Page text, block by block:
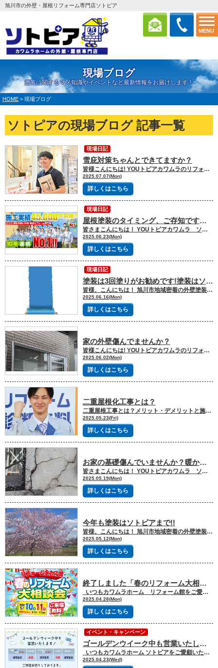
MENU
旭川市の外壁・屋根リフォーム専門店ソトピア
現場ブログ
塗装に関するマメ知識やイベントなど最新情報をお届けします！
HOME > 現場ブログ
ソトピアの現場ブログ 記事一覧
雪庇対策ちゃんとできてますか？
皆様こんにちは! YOUトピアカワムラのリフォーム営業 石岡です！ 今回は、”雪庇対策”について詳しく解説していきます。 皆様、家の屋根の雪でお困りごとはありませんか？ 屋根に溜まった雪がドーンという音を立てて落ちてびっくりしたことあると思います。 いつか隣の家に当たるんじゃないかと心配する人はたくさんいると思います。 弊社でできる雪庇対策工事を紹介します。 ☑雪庇ガード 雪庇ガードはその名の通り雪庇を防ぐためのものです。 写真：雪庇ガード 家の屋根や屋上から雪が張り出してどんどん大きくなっていくと雪庇になります。 無落雪屋根は除雪が不要な場合が多いですが、雪庇を放置することはできません。 そのため雪庇が張り出さないように”雪庇ガード”というものを取り付けることで雪庇防止となります。 ただ注意点として雪庇ガード以上に積もるとそこから雪庇ができてしまいます。 積雪の量によっては雪庇ガードが耐えられず一緒に落ちてしまう可能性があるので雪下ろしはしたほうが良いです。 自分の家に取り付けられるか、いくらかかるのか気になる方はお気軽にご相談ください！ ↓施工事例はこちら↓ https://sotopia.jp/works/works_tax/雪庇ガード/ リフォーム工事でお悩みを抱えている方は是非ソトピアまでご連絡を！！ 小さな悩みでも構いませんのでお気軽にお問い合わせください！ ソトピア自慢の《施工事例》を是非ご覧ください！ 外壁・屋根のお問い合わせはコチラから
2025.07.07(Mon)
詳しくはこちら
現場日記
屋根塗装のタイミング、ご存知ですか？ －お住まいを長持ちさせるために－
皆さまこんにちは！ YOUトピアカワムラ ソトピア 渡部です！ 日に日に日差しが強くなり、夏の訪れを感じる季節になってきましたね。これから迎える本格的な暑さに備えて、体調管理とともにお住まいのメンテナンスも大切です。 特に屋根は、夏の強い紫外線や熱を真っ先に受ける場所。「まだ大丈夫」と思っていても、気づかないうちに塗装が劣化し、屋根材にダメージが蓄積されていることもあります。 今回は、そんな夏本番を迎える前にぜひチェックしていただきたい 「屋根塗装」についてご紹介します！ 塗装の劣化が進むと、屋根材自体の寿命が縮まるだけでなく、雨漏りの原因になることも。そうなる前に、定期的なメンテナンスとしての塗装がとても重要です。 こんな症状はありませんか？ 色あせや変色 コケやカビの発生 塗膜の剥がれ 雨音が以前より大きく聞こえる これらは塗装の劣化サイン。気になったときが「塗り替えどき」です。 屋根塗装のタイミング 一般的には、８～１０年に一度が目安とされていますが、屋根の素材や環境によって前後します。築年数が10年を超えている場合や、前回の塗装から10年以上経っている場合は、一度専門家に点検してもらうことをおすすめします。 屋根塗装で得られるメリット 防水性・滑雪性の回復 美観の向上 屋根材の寿命延長 「見えないから後回し」ではなく、「見えないからこそ早めの対応」がポイントです！ 気になる方は是非お気軽にユートピアカワムラ外回り専門ソトピアまでお問い合わせください！ 最後までご覧いただきありがとうございました。 ソトピア自慢の《施工事例》を是非ご覧ください！ 外壁・屋根のお問い合わせはコチラから
2025.06.23(Mon)
詳しくはこちら
現場日記
塗装は3回塗りがお勧めです!塗装はソトピアまで!!
皆様、こんにちは！ 旭川市地域密着の外壁塗装・屋根リフォーム専門店のソトピア長岡です。 今年も屋根に上がっています。 日差しが強く、暑い日は屋根で火傷しそうです🔥（笑）! それでも屋根から見る景色は気持ちがいいです!! 先日、屋根の寸法を計っていたら途中でメジャーが切れてしまいました・・・（汗） 寸法もほとんど計っていたので助かりました。 屋根から降りて直ぐに新しいメジャーを買いにいきました！ メジャーさんいつも助けてくれてありがとう(^^)/ 今年も多くの塗装工事ありがとうございます。 そこで、私たちはいつも塗装工事のご説明をする時に塗回数の説明します。 なぜ３回塗りなのか？ ３回塗りのメリットはなにかなど今回は説明させていただきます。 【屋根や外壁塗装で３回塗りを推奨するのは!!】 ①耐久性の向上 ３回塗りは、塗膜を厚くすることで、外壁をより強固に保護します。これにより、風雨や紫外線による劣化を遅らせ、ひび割れや色あせを防ぎ、建物の保護性能を向上させます。 ②美観の維持 ３回塗りは、塗料を均一に塗布できるため、色ムラのない美しい仕上がりになります。 また、塗膜が厚くなることで、外壁の美観を長期間維持することができます。 ③長期間の保護 ３回塗りは、塗膜が厚く、劣化しにくいため、再塗装までの期間を長くすることができます。これにより、メンテナンスコストを抑えることができます。 というメリットがあります。 ２回塗りでも良いんじゃないの？？というお客様もいると思います。 ↓ ２回塗りでは、塗膜が薄くなるため、耐久性が低下し、早期に劣化が進む可能性があります。 また、色ムラが発生しやすく、美観も損なわれる可能性があります。 そのため、塗装は３回塗りを推奨しています。 せっかくメンテナンスしたのであれば長く保たせたいですよね！ また、長い目でみればメンテナンスコストも安くなります。 【３回塗りの内訳】 ①下塗り 下地と上塗り塗料の密着性を高める役割があります。 また、下地の吸い込みムラをなくし、表面を平滑にする効果もあります。 ②中塗り 上塗り塗料を均一に塗布し、塗膜の厚みを増す役割があります。 また、下塗りの保護や上塗りの密着性を高める役割もあります。 ③上塗り 最終的な仕上げとなり、美観と耐久性を向上させる役割があります。 ※塗る前に高圧洗浄や下地補修をし塗膜が塗りやすく効果が発揮しやすい状態にします。 最後に！ 旭川市は、冬は雪が多く、夏は日差しが強い地域なので、塗装は耐久性の高い３回塗りがおすすめです。 お家の事でご相談がある場合はいつでもソトピアにお伝えください！ 私たちがしっかりご希望やお悩みを聞いてご提案していきます(^^)/ 旭川市地域密着の外壁塗装・屋根塗装・外壁リフォーム・屋根リフォーム専門店ソトピアをよろしくお願い致します。 ソトピア自慢の《施工事例》を是非ご覧ください！ 外壁・屋根のお問い合わせはコチラから
2025.06.16(Mon)
詳しくはこちら
現場日記
家の外壁傷んでませんか？
皆様こんにちは! YOUトピアカワムラのリフォーム営業 石岡です！ 今回は、”外壁の傷み”について詳しく解説していきます。 皆様、家の外壁がはがれているところ見たことありませんか？ 外装材（サイディング）がぺりぺり捲れたり、表面がボロボロにはがれたりしたり... もしかしたらあなたの家もはがれている箇所があるかもしれません。 もしかすると原因は”水”の可能性があります！ ☑傷みやすい箇所 よく傷みやすい箇所として、窓回りや家の角、下屋根のあたりが挙げられます。 共通するのはどれも水の通り道ということです！ 写真：窓上の傷み ☑直せるの？ もちろん直すことは可能です。 外壁が傷んでいる場合、その外壁材を張り替えて、必要があれば調色塗装（周りの色に合わせて塗装）することができます。 ただ、それでは根本の原因を解決したことにはなりません。 そのため私たちは小屋根を取り付けたりしています。 この小屋根を取り付けることで、水が窓上に溜まらず、外壁の傷みをかなり軽減することができます。 外壁の傷み具合では張り替える必要がないので見た目が悪くならず、おしゃれにすることができます。 写真：小屋根造作 板金で窓に合わせて造作するのでサッシの色や外壁の色に合わせることができます！ リフォーム工事でお悩みを抱えている方は是非ソトピアまでご連絡を！！ 小さな悩みでも構いませんのでお気軽にお問い合わせください！ ソトピア自慢の《施工事例》を是非ご覧ください！ 外壁・屋根のお問い合わせはコチラから
2025.06.02(Mon)
詳しくはこちら
二重屋根化工事とは？
二重屋根工事とは？メリット・デメリットと施工時のポイント 皆さま、こんにちは！ 旭川市地域密着の外壁塗装・屋根リフォーム専門店のソトピア武田です！ 今回は「二重屋根工事（重ね葺き工事）」についてご紹介します。屋根リフォームの際にご提案することが多いこの工法、実はコストパフォーマンスや断熱性の面でとても優れているんです。 二重屋根工事とは？ 二重屋根工事とは、既存の屋根材を撤去せず、その上から新しい屋根材をかぶせる工法です。「カバー工法」や「重ね葺き工法」とも呼ばれています。 瓦屋根には適さない場合もありますが、スレート（コロニアル）屋根や金属屋根には比較的対応可能です。 二重屋根の主なメリット 1. 解体費用・廃材処分費がかからない 既存の屋根を撤去しないため、解体・処分にかかるコストが大幅に削減できます。 2. 工期が短く、住みながら工事可能 屋根の撤去が不要なため、工期が短縮され、雨漏りリスクも少なくなります。お住まいのままで工事が進められるのも大きなポイントです。 3. 断熱性・遮音性が向上 屋根が二重構造になることで、断熱性や遮音性がアップし、夏の暑さ・冬の寒さ対策にも有効です。 4. 屋根の強度が増す 下地の劣化状況にもよりますが、全体的に強度が上がるケースが多く、耐風・耐震性の向上にもつながります。 注意すべきデメリット 1. 建物の荷重が増える 屋根が二重になるため、構造上の負担が増すことがあります。特に築年数の古い建物では、事前に耐荷重の確認が必要です。 2. 屋根下地の劣化を見逃す可能性 既存屋根を残すため、下地の腐食やシロアリ被害などに気づきにくい場合があります。施工前の調査が重要です。 3. 将来的なリフォームの選択肢が狭まる すでに二重化されている場合、次のリフォームでは撤去が前提となることが多く、コストがかさむ可能性があります。 二重屋根工事が向いているのはこんなケース スレート屋根で劣化や雨漏りが見られる 築15年以上で一度も屋根のリフォームをしていない コストを抑えつつ、断熱・防音性を高めたい 雨漏りなどで早急な工事が必要 旭川エリアで二重屋根工事をお考えの方は、ぜひソトピアまでお気軽にご相談ください。 住宅の悩みはお客様と私たちソトピアメンバーで協力して改善、点検、確認していきましょう！ 最後までご覧いただきまして、誠にありがとうございました。 旭川市地域密着の外壁塗装・屋根塗装・外壁リフォーム・屋根リフォーム専門店ソトピアをよろしくお願い致します。 ソトピア自慢の《施工事例》を是非ご覧ください！ 外壁・屋根のお問い合わせはコチラから
2025.05.23(Fri)
詳しくはこちら
お家の基礎傷んでいませんか？暖かいこの時期にメンテナンスを！！
皆さまこんにちは！ YOUトピアカワムラ ソトピア 渡部です！ 北海道もいよいよ夏のような暑さとなってまいりましたね…！ さて今回はお家の土台となる基礎についてお話させていただきます。 お家を外から見たとき、意外と見落としがちな基礎。 外周や玄関ポーチの階段、床下換気口にヒビ(クラック)は出来ていませんか？ 基礎のひび割れを放置すると、内部の鉄筋が錆びて膨張し、コンクリートが剥離するなどの劣化が進行する危険があります。 場合によっては、家の傾斜や不同沈下、さらには倒壊のリスクも考えられます。特に、幅0.3mm以上、深さ4mm以上の構造クラックは早急な補修が必要です。 また床下換気口につきましては、年数が経って基礎との接合部が劣化してしまい 外れることや網が壊れてしまうケースもございます。 このような場合は、換気口の交換も可能です。 冬の間は雪に埋まっていて、雪解け後に見てみると基礎が傷んでいるということはよくあります。 一度確認してみて、なにか気になることがございましたらいつでもお気軽にご連絡ください！ 何かお困りごとがあった場合は是非お気軽にユートピアカワムラ外回り専門ソトピアまでお問い合わせください！ 最後までご覧いただきありがとうございました。 ソトピア自慢の《施工事例》を是非ご覧ください！ 外壁・屋根のお問い合わせはコチラから
2025.05.19(Mon)
詳しくはこちら
今年も塗装はソトピアまで!!
皆様、こんにちは！ 旭川市地域密着の外壁塗装・屋根リフォーム専門店のソトピア長岡です。 今年もGWが明け、本格的な工事の時期がきました。 私の毎年の恒例、桜を見てスイッチを入れました!! 私が春が大好きです。これから明るく始まる感じがして（上昇していく感じがします。）この時期にいつもパワーを頂けます。今年も塗装を中心にソトピア一同フル回転で活動していきます(^^)/ まだ、良い時期に塗装工事が出来ますので気になる方はまずは相談からお声がけください！ 今日は塗装工事の必要性や大事なポイントをお伝えいたします！ 〇塗装工事は建物を「保護」するために必要であります。 屋根や外壁は常に雨や雪、紫外線、空気などにさらされています。 日々お家を守っている分、日々劣化も進行していきます。 グレードなどにもよりますが平均１０年前後で劣化し防水機能も落ちてきます。その防水機能が落ちてきますと室内に水が入ったり、ジワリジワリと建物内の断熱材や下地木材を腐らせたりしていきます。 内部が劣化しますと外側だけではなく、内部の工事をしなければいけないので予算も大幅に変わってきます。何よりお家の耐久性に影響を与えてしまいます。その様な劣化状況を悪化させない！ 大切なお家を守るためのメンテナンスとして塗装工事を定期的にやる必要性があります。 お家のメンテナンス時期としては築年数（１０年以上）やチョーキング現象、屋根、外壁の劣化症状などで判断ができますので心配な時は私たちソトピアメンバーが一度現地を見させていただきますのでご相談ください！ 〇塗装工事における重要なポイント ①適切な下地処理を行い、劣化部分をきちんと補修することです ・高圧洗浄：汚れやカビを落とし、塗料の密着を良くするために高圧洗浄を行います。 ・下地補修：劣化している部分（ひび割れ、剥がれなど）を補修し、下地を整えるます。 それにより塗料の密着も良くなります。 ・下塗り：下地からの塗料の密着を良くし、中塗り→上塗りに繋げていくとても大事な作業です。 仕上がりを美しくします。 この作業がDIYだと難しいので専門の職人さんに頼むと良いです。 ②信頼できる業者を選び、工事内容や費用、保証などを詳細に確認し、契約書を交わすことが大切です。 ・施工実績：今は必ず会社のHPがありますので見てください！ ソトピアもHPがあります。 過去の施工事例や評判などを確認し、信頼できる会社を選びましょう！ ・見積もり：詳細な見積もりを提示し、コスト内訳や保証内容などを確認し ます。１社で決めず２～３社の相見積もりで判断しましょう！ ・契約書：工事内容、費用、保証などを明確に記載した契約書を交わします 工事時期も一緒に確認してくださいね！ ・保証：工事後の保証期間や内容を確認し、トラブル発生時の対応を確認しましょう！ソトピアは塗装に関しては５年の保証期間があります ③工事中は適切な施工が行われているか、仕上がりは均一か、塗膜の状態は良好かなどをチェックし、完了確認してもらうことも重要です ・養生：足場やシートが適切に設置されているかを確認し、作業中の事故を防ぎます。 ・塗装の厚さ（塗回数）：塗料が適切に塗られているか、厚すぎないか、薄すぎないかを確認します。 （ソトピアは３回塗りです） ・仕上がり確認：塗装の仕上がり、シーリングの仕上がり、作業後に最終のチェックをして引渡しいたします。 ・アフター体制：工事完了後の相談できる体制を確立 しているか確認 以上の件をしっかり確認して頂き、良い塗装工事をしてください。 お家を長く気持ちよく住むために必要なメンテナンスになりますのでしっかり先を考えてご判断してください。まずはお家の状態を知ることが大切だと思います。 お家の事でご相談がある場合はいつでもソトピアにお伝えください！ 私たちがしっかりご希望やお悩みを聞いてご提案していきます(^^)/ 旭川市地域密着の外壁塗装・屋根塗装・外壁リフォーム・屋根リフォーム専門店ソトピアをよろしくお願い致します。 ソトピア自慢の《施工事例》を是非ご覧ください！ 外壁・屋根のお問い合わせはコチラから
2025.05.12(Mon)
詳しくはこちら
終了しました「春のリフォーム大相談会」開催いたします！
いつもカワムラホーム リフォーム館をご愛顧いただきありがとうございます。 さて、リフォーム館では「春のリフォーム大応援祭」を開催させていただきます！ 外壁屋根の塗装・張替え・上張り・二重屋根・雪庇ガードなどの雪止めなど外回りの工事など、なんでもご相談ください！ また、キッチン・お風呂・洗面・トイレのお悩みや、増築減築リノベーションなどのご相談ももちろん大歓迎♪ 大特価品やイベント特典をたくさんご用意して皆様のご来場をお待ちしております♪ ■ ご成約特典 ・外壁屋根工事のご成約 商品券最大5万円分プレゼント！ ・キッチンご成約 鯉寿しのお食事券5,000円分プレゼント！ ・お風呂のご成約 杜のSPA神楽の入浴券11枚綴りプレゼント！ ■ イベント大特価 ・Panasonic キッチン V-STYLE W2550（吊戸棚付き) 1台限定！ 工事費コミコミ 598,000円（税抜） さらにシャワー水栓&ソフトダウンOPサービス！ ・TOTO キッチン ザ・クラッソ W2550（吊戸棚付き) 1台限定！ 工事費コミコミ 998,000円（税抜） さらにゼロフィルターフード&タッチレス水ほうき水栓にグレードアップ！ ・Panasonic お風呂 オフローラ 1台限定！ 工事費コミコミ 728,000円（税抜） ・TOTO お風呂 シンラCタイプ 1台限定！ 工事費コミコミ 1,508,000円（税抜） さらにプレミアムグレードの壁柄アクセントパネル&コンフォートウェーブシャワーにグレードアップ！ ・Panasonic トイレ アラウーノS160 タイプ1K 5台限定！ 工事費コミコミ 148,000円（税抜） ・Paloma ガスコンロ ウィズナ 5台限定！ ガス工事費別途 97,800円（税抜） さらにラクック・グラン&すぐラク3点セットプレゼント！ ■ 現品限り！大特価セール！ ・Panasonic 洗面台 ウツクシーズ 大特価 80,000円（税抜）※工事費別途 ・Panasonic お風呂 オフローラDX 大特価 298,000円（税抜）※工事費別途 ・タカラスタンダード キッチン トレーシア W2550(吊戸棚付) 大特価 460,000円（税抜）※工事費別途 ・Panasonic キッチン ラクシーナローズ W2550(吊戸棚付) 大特価 470,000円（税抜）※工事費別途 ぜひショールームにお越しください！ ■ イベント特典 ①ご来場アンケートで「BOXティッシュ」プレゼント！ ②お見積り特典「QUOカード500円分」プレゼント！ ⑤ご成約特典「選べるグルメギフト」プレゼント ■イベント開催期間：2025年5月10日(土)～11日(日) ■イベント開催時間：9:30～17:00 ■場所：外壁・屋根リフォーム専門店 ソトピア 北海道旭川市豊岡4条3丁目7-13 2025年5月10日(土)・11日(日)は、外壁屋根リフォーム専門店「ソトピア」へ♪ 外壁屋根の塗装・張替え・上張り・二重屋根・雪庇ガードなどの雪止め、なんでもご相談ください！
2025.04.28(Mon)
詳しくはこちら
ゴールデンウイーク中も営業いたします！
いつもカワムラホーム ソトピアをご愛顧いただき誠にありがとうございます。 ソトピアはゴールデンウィークも元気に営業しております！（4月30日と5月7日は定休日です） 旭川市地域密着の外壁塗装・屋根塗装・外壁リフォーム・屋根リフォーム専門店ソトピアをよろしくお願い致します。
2025.04.23(Wed)
イベント・キャンペーン